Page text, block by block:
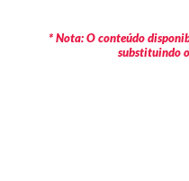
* Nota: O conteúdo
substituindo